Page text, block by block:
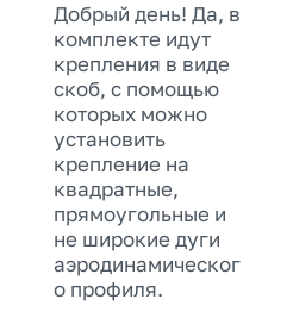
Добрый день! Да, в
комплекте идут
крепления в виде
скоб, с помощью
которых можно
установить
крепление на
квадратные,
прямоугольные и
не широкие дуги
аэродинамическог
о профиля.